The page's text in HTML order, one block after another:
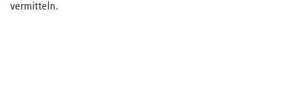
vermitteln.